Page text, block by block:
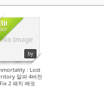
No Image
30
SEP
by
24207
: Lost
알파 4버전
Fix 2 패치 배포